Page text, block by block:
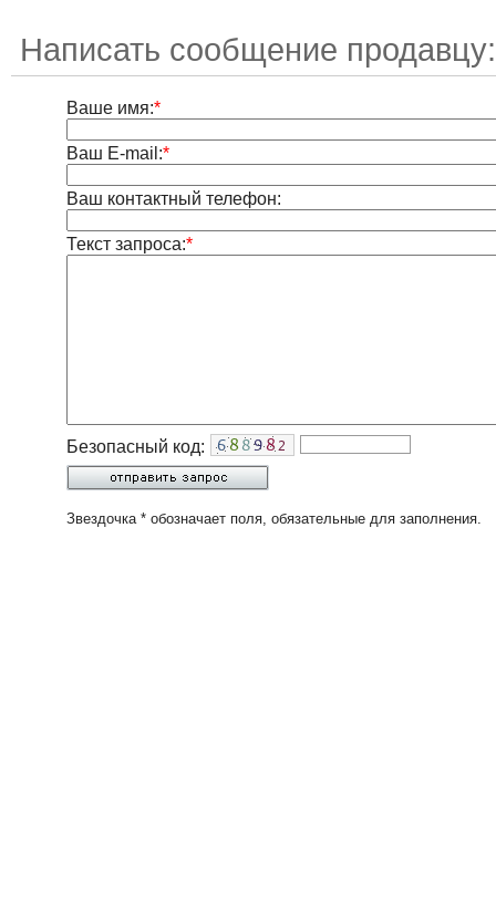
Написать сообщение
Ваше имя:*
Ваш E-mail:*
Ваш контактный телефон:
Текст запроса:*
Безопасный код:
Звездочка * обозначает поля, обязательные для заполнения.